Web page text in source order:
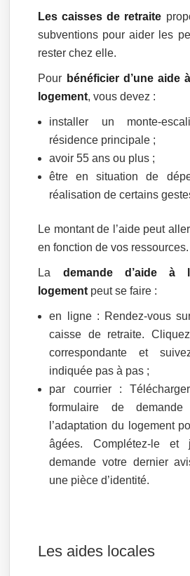
Les caisses de retraite
subventions pour aider les
rester chez elle.
Pour bénéficier d’une aide
logement, vous devez :
installer un monte-
résidence principale ;
avoir 55 ans ou plus ;
être en situation de
réalisation de certains
Le montant de l’aide peut aller
en fonction de vos ressources.
La demande d’aide à
logementpeut se faire :
en ligne : Rendez-vous
caisse de retraite.
correspondante et
indiquée pas à pas ;
par courrier :
formulaire de
l’adaptation du logement
âgées. Complétez-le et
demande votre dernier
une pièce d’identité.
Les aides locales